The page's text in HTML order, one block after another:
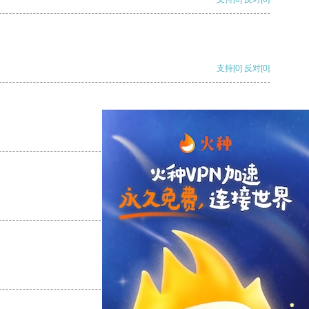
支持[0] 反对[0]
支持
支持[0] 反对[0]
支持[0] 反对[0]